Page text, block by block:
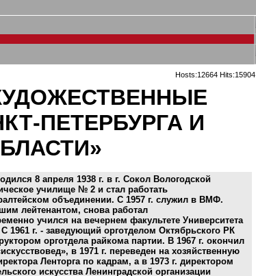
Hosts:12664 Hits:15904
ПЕТЕРБУРГА И
8 апреля 1938 г. в г. Сокол Вологодской
училище № 2 и стал работать
объединении. С 1957 г. служил в ВМФ.
лейтенантом, снова работал
учился на вечернем факультете Университета
1961 г. - заведующий орготделом Октябрьского РК
орготдела райкома партии. В 1967 г. окончил
в 1971 г. переведен на хозяйственную
Ленторга по кадрам, а в 1973 г. директором
искусства Ленинградской организации